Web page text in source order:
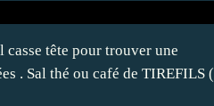
tête pour trouver une
. Sal thé ou café de TIREFILS (